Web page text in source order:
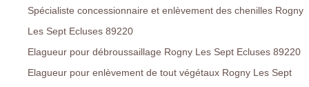
Spécialiste concessionnaire et enlèvement des chenilles Rogny
Les Sept Ecluses 89220
Elagueur pour débroussaillage Rogny Les Sept Ecluses 89220
Elagueur pour enlèvement de tout végétaux Rogny Les Sept